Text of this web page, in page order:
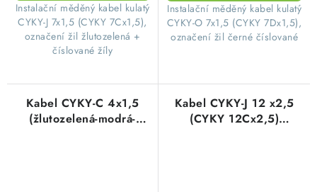
​Instalační měděný kabel kulatý
CYKY-J 7x1,5 (CYKY 7Cx1,5),
označení žil žlutozelená +
číslované žíly
​Instalační měděný kabel kulatý
CYKY-O 7x1,5 (CYKY 7Dx1,5),
označení žil černé číslované
Kabel CYKY-C 4x1,5
(žlutozelená-modrá-
Kabel CYKY-J 12 x2,5
(CYKY 12Cx2,5)